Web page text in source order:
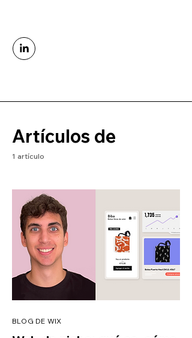
Artículos de
1 artículo
BLOG DE WIX